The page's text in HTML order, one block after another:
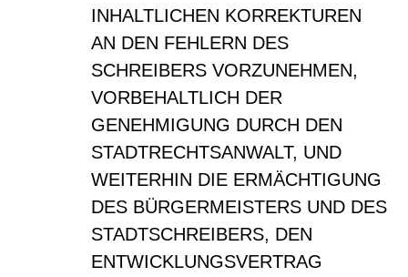
INHALTLICHEN KORREKTUREN
AN DEN FEHLERN DES
SCHREIBERS VORZUNEHMEN,
VORBEHALTLICH DER
GENEHMIGUNG DURCH DEN
STADTRECHTSANWALT, UND
WEITERHIN DIE ERMÄCHTIGUNG
DES BÜRGERMEISTERS UND DES
STADTSCHREIBERS, DEN
ENTWICKLUNGSVERTRAG